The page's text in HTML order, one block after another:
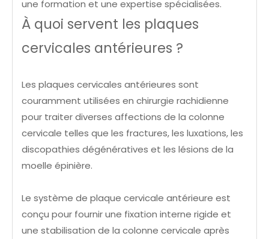
une formation et une expertise spécialisées.
À quoi servent les plaques
cervicales antérieures ?
Les plaques cervicales antérieures sont
couramment utilisées en chirurgie rachidienne
pour traiter diverses affections de la colonne
cervicale telles que les fractures, les luxations, les
discopathies dégénératives et les lésions de la
moelle épinière.
Le système de plaque cervicale antérieure est
conçu pour fournir une fixation interne rigide et
une stabilisation de la colonne cervicale après